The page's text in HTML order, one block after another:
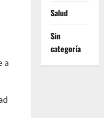
a
Salud
Sin
categoría